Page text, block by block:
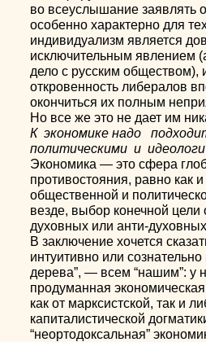
во всеуслышание заявлять
особенно характерно для
индивидуализм является
исключительным явлением
дело с русским обществом),
откровенность либералов
окончиться их полным
Но все же это не дает им
К экономике надо
политическими и
Экономика — это сфера
противостояния, равно как
общественной и
везде, выбор конечной цели
духовных или анти-
В заключение хочется
интуитивно или
дерева”, — всем “нашим”: у
продуманная
как от марксистской, так и
капиталистической
“неортодоксальная”